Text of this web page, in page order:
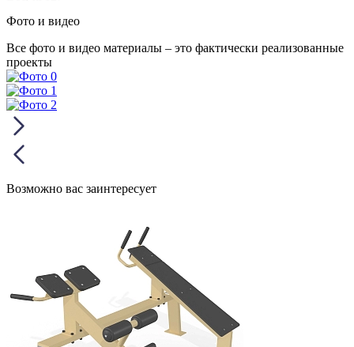
Фото и видео
Все фото и видео материалы – это фактически реализованные
проекты
Возможно вас заинтересует